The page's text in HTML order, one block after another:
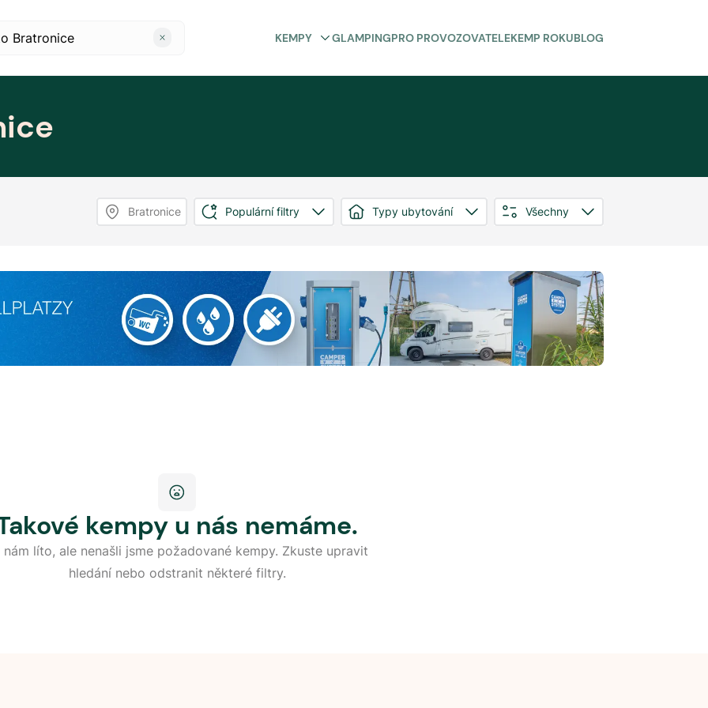
KEMPY GLAMPINGPRO PROVOZOVATELEKEMP ROKUBLOG
Bratronice Populární filtry Typy ubytování Všechny
kempy u nás nemáme.
nám líto, ale nenašli jsme požadované kempy. Zkuste upravit
hledání nebo odstranit některé filtry.